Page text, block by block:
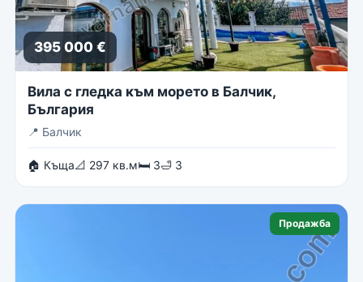
395 000 €
Вила с гледка към морето в Балчик,
България
📍 Балчик
🏠 Къща📐 297 кв.м🛏 3🛁 3
Продажба